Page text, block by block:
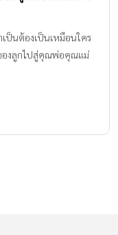
ป็นต้องเป็นเหมือนใคร
องลูกไปสู่คุณพ่อคุณแม่